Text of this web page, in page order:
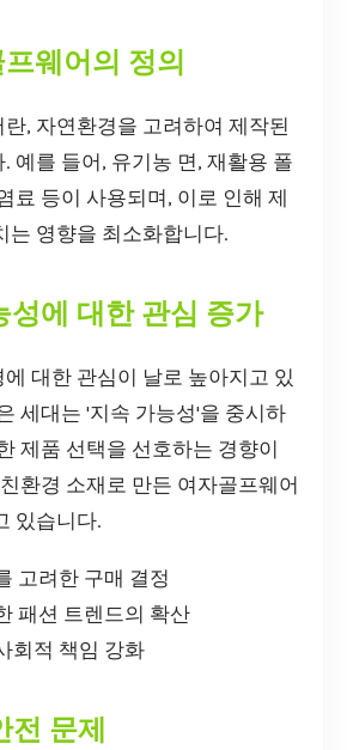
웨어의 정의
, 자연환경을 고려하여 제작된
예를 들어, 유기농 면, 재활용 폴
료 등이 사용되며, 이로 인해 제
는 영향을 최소화합니다.
성에 대한 관심 증가
대한 관심이 날로 높아지고 있
세대는 '지속 가능성'을 중시하
제품 선택을 선호하는 경향이
환경 소재로 만든 여자골프웨어
있습니다.
고려한 구매 결정
패션 트렌드의 확산
회적 책임 강화
전 문제